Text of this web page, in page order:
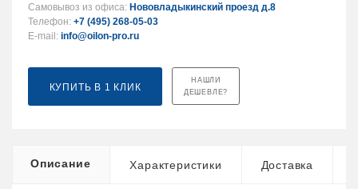
Самовывоз из офиса: Нововладыкинский проезд д.8
Телефон: +7 (495) 268-05-03
E-mail: info@oilon-pro.ru
КУПИТЬ В 1 КЛИК
НАШЛИ
ДЕШЕВЛЕ?
Описание Характеристики Доставка